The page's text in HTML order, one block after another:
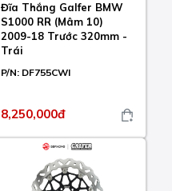
Đĩa Thắng Galfer BMW
S1000 RR (Mâm 10)
2009-18 Trước 320mm -
Trái
P/N: DF755CWI
8,250,000đ